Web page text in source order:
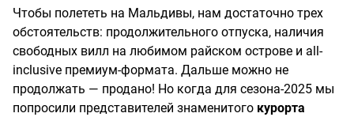
Чтобы полететь на Мальдивы, нам достаточно трех
обстоятельств: продолжительного отпуска, наличия
свободных вилл на любимом райском острове и all-
inclusive премиум-формата. Дальше можно не
продолжать — продано! Но когда для сезона-2025 мы
попросили представителей знаменитого курорта